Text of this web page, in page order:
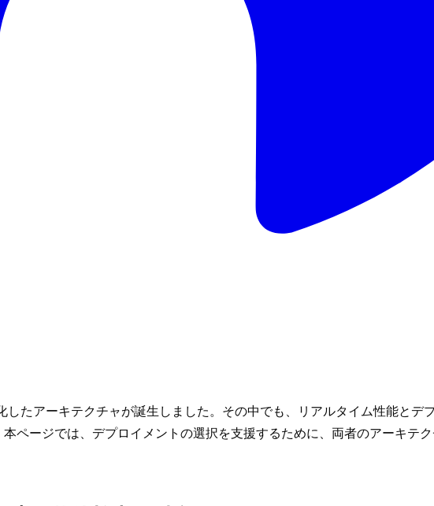
たアーキテクチャが誕生しました。その中でも、リアルタイム性能とデ
ページでは、デプロイメントの選択を支援するために、両者のアーキテ